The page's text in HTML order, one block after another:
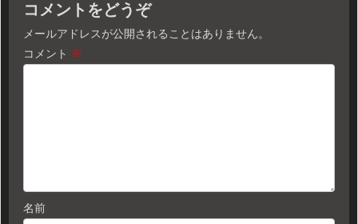
コメントをどうぞ
メールアドレスが公開されることはありません。
コメント ※
名前